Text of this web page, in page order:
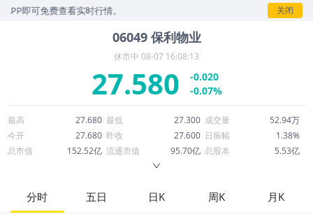
免费查看实时行情。 关闭
06049 保利物业
休市中 08-07 16:08:13
27.580
-0.020
-0.07%
最高 27.680 最低 27.300 成交量
52.94万
今开
27.680 昨收 27.600 日振幅
1.38%
总市值
152.52亿 流通市值 95.70亿 总股本
5.53亿
52周最高
35.983 市盈率
9.81
股息
分时 五日 日K 周K 月K